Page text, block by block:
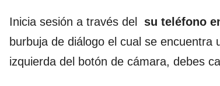
Inicia sesión a través del su teléfono
burbuja de diálogo el cual se
izquierda del botón de cámara, debes